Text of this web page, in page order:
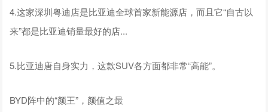
4.这家深圳粤迪店是比亚迪全球首家新能源店，而且它“自古以
来”都是比亚迪销量最好的店...
5.比亚迪唐自身实力，这款SUV各方面都非常“高能”。
BYD阵中的“颜王”，颜值之最